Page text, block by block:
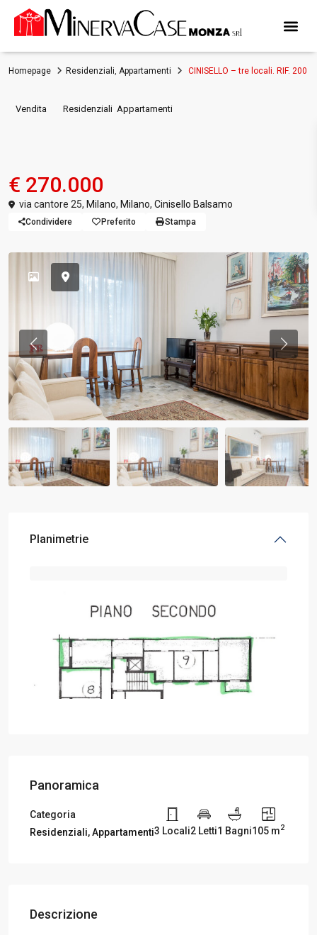
Homepage Residenziali, Appartamenti CINISELLO – tre locali. RIF. 200
Vendita Residenziali Appartamenti
€ 270.000
via cantore 25, Milano, Milano, Cinisello Balsamo
Condividere Preferito Stampa
Previous
Planimetrie
Panoramica
Categoria
Residenziali,Appartamenti3 Locali2 Letti1 Bagni105 m2
Descrizione